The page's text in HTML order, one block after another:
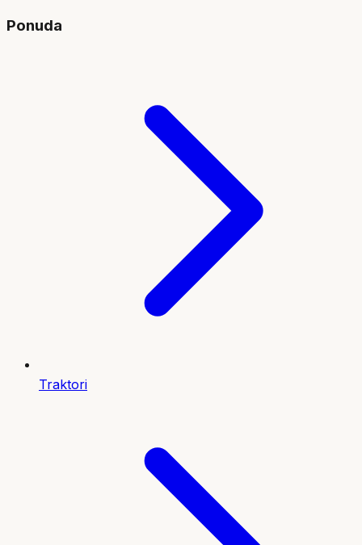
Ponuda
Traktori